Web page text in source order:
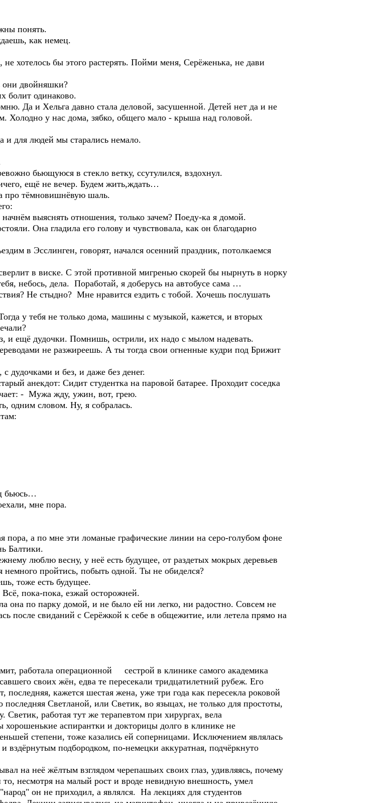
понять.
как немец.
хотелось бы этого растерять. Пойми меня, Серёженька, не дави
они двойняшки?
болит одинаково.
Да и Хельга давно стала деловой, засушенной. Детей нет да и не
Холодно у нас дома, зябко, общего мало - крыша над головой.
для людей мы старались немало.
бьющуюся в стекло ветку, ссутулился, вздохнул.
ещё не вечер. Будем жить,ждать…
про тёмновишнёвую шаль.
выяснять отношения, только зачем? Поеду-ка я домой.
Она гладила его голову и чувствовала, как он благодарно
в Эсслинген, говорят, начался осенний праздник, потолкаемся
в виске. С этой противной мигренью скорей бы нырнуть в норку
небось, дела. Поработай, я доберусь на автобусе сама …
Не стыдно? Мне нравится ездить с тобой. Хочешь послушать
у тебя не только дома, машины с музыкой, кажется, и вторых
ещё дудочки. Помнишь, острили, их надо с мылом надевать.
не разжиреешь. А ты тогда свои огненные кудри под Брижит
дудочками и без, и даже без денег.
анекдот: Сидит студентка на паровой батарее. Проходит соседка
- Мужа жду, ужин, вот, грею.
одним словом. Ну, я собралась.
бьюсь…
мне пора.
а по мне эти ломаные графические линии на серо-голубом фоне
Балтики.
люблю весну, у неё есть будущее, от раздетых мокрых деревьев
немного пройтись, побыть одной. Ты не обиделся?
тоже есть будущее.
пока-пока, езжай осторожней.
она по парку домой, и не было ей ни легко, ни радостно. Совсем не
после свиданий с Серёжкой к себе в общежитие, или летела прямо на
работала операционной сестрой в клинике самого академика
своих жён, едва те пересекали тридцатилетний рубеж. Его
кажется шестая жена, уже три года как пересекла роковой
последняя Светланой, или Светик, во языцах, не только для простоты,
работая тут же терапевтом при хирургах, вела
аспирантки и докторицы долго в клинике не
степени, тоже казались ей соперницами. Исключением являлась
подбородком, по-немецки аккуратная, подчёркнуто
на неё жёлтым взглядом черепашьих своих глаз, удивляясь, почему
несмотря на малый рост и вроде невидную внешность, умел
он не приходил, а являлся. На лекциях для студентов